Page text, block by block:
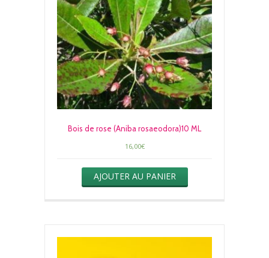
Bois de rose (Aniba rosaeodora)10 ML
16,00€
AJOUTER AU PANIER